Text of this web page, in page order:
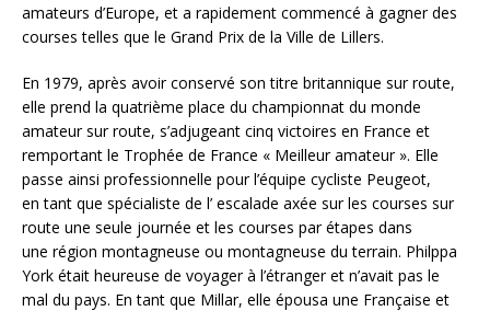
amateurs d’Europe, et a rapidement commencé à gagner des
courses telles que le Grand Prix de la Ville de Lillers.
En 1979, après avoir conservé son titre britannique sur route,
elle prend la quatrième place du championnat du monde
amateur sur route, s’adjugeant cinq victoires en France et
remportant le Trophée de France « Meilleur amateur ». Elle
passe ainsi professionnelle pour l’équipe cycliste Peugeot,
en tant que spécialiste de l’ escalade axée sur les courses sur
route une seule journée et les courses par étapes dans
une région montagneuse ou montagneuse du terrain. Philppa
York était heureuse de voyager à l’étranger et n’avait pas le
mal du pays. En tant que Millar, elle épousa une Française et